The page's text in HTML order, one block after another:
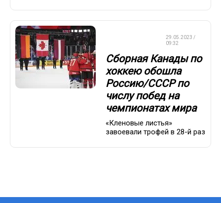
29.05.2023 /
09:32
Сборная Канады по
хоккею обошла
Россию/СССР по
числу побед на
чемпионатах мира
«Кленовые листья»
завоевали трофей в 28-й раз